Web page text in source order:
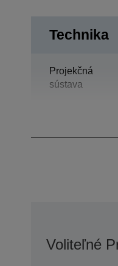
Technika
Projekčná
sústava
Voliteľné